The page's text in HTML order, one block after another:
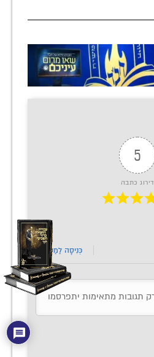
5
דירוג כתבה
כְּנִיסָה לַמַעֲרֶכֶת